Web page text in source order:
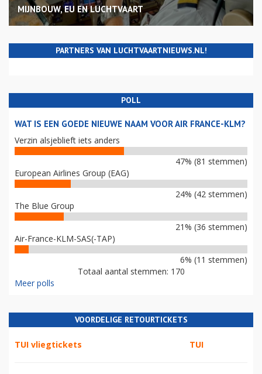
MIJNBOUW, EU EN LUCHTVAART
PARTNERS VAN LUCHTVAARTNIEUWS.NL!
POLL
WAT IS EEN GOEDE NIEUWE NAAM VOOR AIR FRANCE-KLM?
Verzin alsjeblieft iets anders
47% (81 stemmen)
European Airlines Group (EAG)
24% (42 stemmen)
The Blue Group
21% (36 stemmen)
Air-France-KLM-SAS(-TAP)
6% (11 stemmen)
Totaal aantal stemmen: 170
Meer polls
VOORDELIGE RETOURTICKETS
TUI vliegtickets TUI